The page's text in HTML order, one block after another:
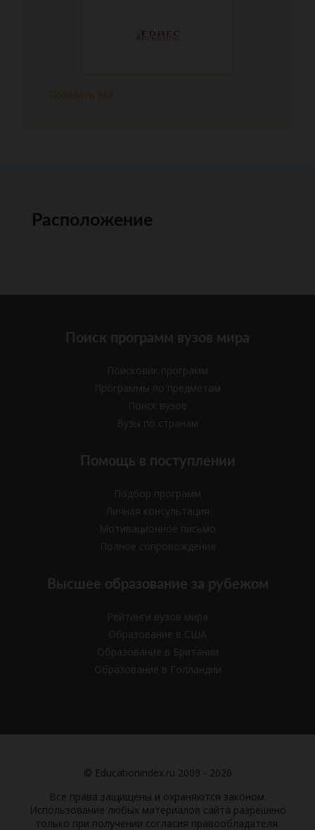
Показать все
Расположение
Поиск программ вузов мира
Поисковик программ
Программы по предметам
Поиск вузов
Вузы по странам
Помощь в поступлении
Подбор программ
Личная консультация
Мотивационное письмо
Полное сопровождение
Высшее образование за рубежом
Рейтинги вузов мира
Образование в США
Образование в Британии
Образование в Голландии
© Educationindex.ru 2009 - 2026
Все права защищены и охраняются законом.
Использование любых материалов сайта разрешено
только при получении согласия правообладателя.